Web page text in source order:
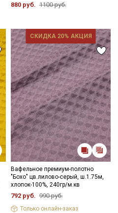
880 руб. 1100 руб.
СКИДКА 20% АКЦИЯ
Вафельное премиум-полотно
"Бохо" цв.лилово-серый, ш.1.75м,
хлопок-100%, 240гр/м.кв
792 руб. 990 руб.
Только онлайн-заказ